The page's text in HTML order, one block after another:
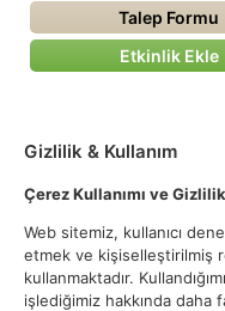
Talep Formu
Etkinlik Ekle
Gizlilik & Kullanım
Çerez Kullanımı ve
Web sitemiz, kullanıcı
etmek ve kişiselleştirilmiş
kullanmaktadır.
işlediğimiz hakkında daha